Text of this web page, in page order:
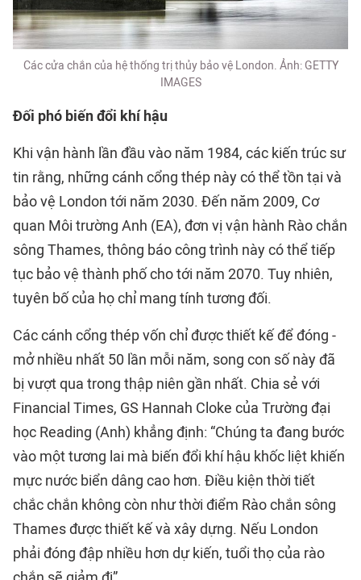
Các cửa chắn của hệ thống trị thủy bảo vệ London. Ảnh: GETTY
IMAGES
Đối phó biến đổi khí hậu
Khi vận hành lần đầu vào năm 1984, các kiến trúc sư
tin rằng, những cánh cổng thép này có thể tồn tại và
bảo vệ London tới năm 2030. Đến năm 2009, Cơ
quan Môi trường Anh (EA), đơn vị vận hành Rào chắn
sông Thames, thông báo công trình này có thể tiếp
tục bảo vệ thành phố cho tới năm 2070. Tuy nhiên,
tuyên bố của họ chỉ mang tính tương đối.
Các cánh cổng thép vốn chỉ được thiết kế để đóng -
mở nhiều nhất 50 lần mỗi năm, song con số này đã
bị vượt qua trong thập niên gần nhất. Chia sẻ với
Financial Times, GS Hannah Cloke của Trường đại
học Reading (Anh) khẳng định: “Chúng ta đang bước
vào một tương lai mà biến đổi khí hậu khốc liệt khiến
mực nước biển dâng cao hơn. Điều kiện thời tiết
chắc chắn không còn như thời điểm Rào chắn sông
Thames được thiết kế và xây dựng. Nếu London
phải đóng đập nhiều hơn dự kiến, tuổi thọ của rào